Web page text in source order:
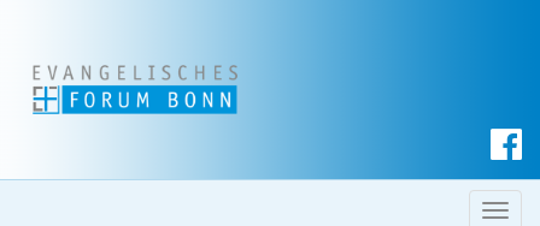
c
h T